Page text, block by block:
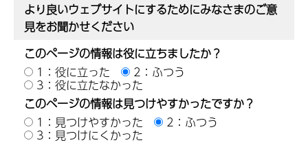
より良いウェブサイトにするためにみなさまのご意
見をお聞かせください
このページの情報は役に立ちましたか？
1：役に立った
2：ふつう
3：役に立たなかった
このページの情報は見つけやすかったですか？
1：見つけやすかった
2：ふつう
3：見つけにくかった